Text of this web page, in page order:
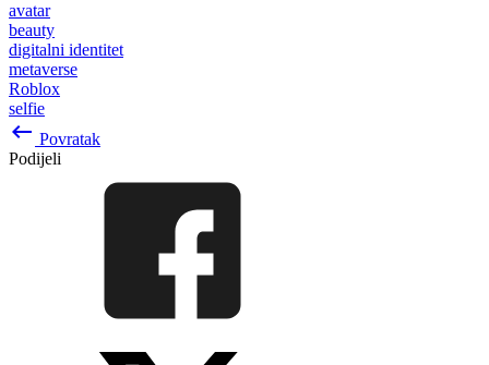
avatar
beauty
digitalni identitet
metaverse
Roblox
selfie
keyboard_backspace Povratak
Podijeli